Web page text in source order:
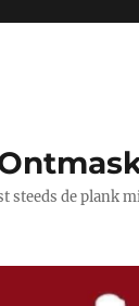
steeds de plank